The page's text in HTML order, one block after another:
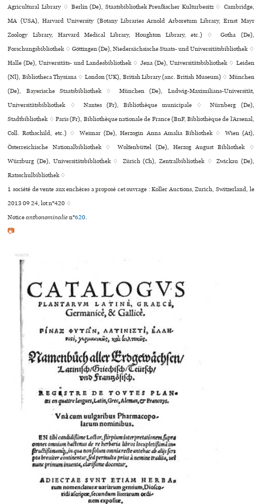
Agricultural Library ♢ Berlin (De), Staatsbibliothek Preußischer Kulturbesitz ♢ Cambridge,
MA (USA), Harvard University (Botany Libraries Arnold Arboretum Library, Ernst Mayr
Zoology Library, Harvard Medical Library, Houghton Library, etc.) ♢ Gotha (De),
Forschungsbibliothek ♢ Göttingen (De), Niedersächsische Staats- und Universitätsbibliothek ♢
Halle (De), Universitäts- und Landesbibliothek ♢ Jena (De), Universitätsbibliothek ♢ Leiden
(Nl), Bibliotheca Thysiana ♢ London (UK), British Library (anc. British Museum) ♢ München
(De), Bayerische Staatsbibliothek ♢ München (De), Ludwig-Maximilians-Universität,
Universitätsbibliothek ♢ Nantes (Fr), Bibliothèque muni­ci­pale ♢ Nürnberg (De),
Stadtbibliothek ♢ Paris (Fr), Bibliothèque nationale de France (BnF, Bibliothèque de l’Arsenal,
Coll. Rothschild, etc.) ♢ Weimar (De), Herzogin Anna Amalia Bibliothek ♢ Wien (At),
Österreichische Nationalbibliothek ♢ Wolfenbüttel (De), Herzog August Bibliothek ♢
Würzburg (De), Universitätsbibliothek ♢ Zürich (Ch), Zentralbibliothek ♢ Zwickau (De),
Ratsschulbibliothek ♢
1 société de vente aux enchères a proposé cet ouvrage : Koller Auctions, Zurich, Switzerland, le
2013 09 24, lot n°420 ♢
Noticeanthonominalien°620.
📷